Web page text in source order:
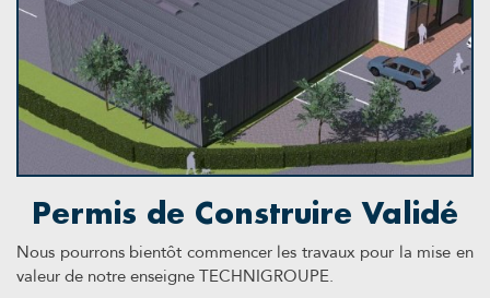
Permis de Construire Validé
Nous pourrons bientôt commencer les travaux pour la mise en
valeur de notre enseigne TECHNIGROUPE.